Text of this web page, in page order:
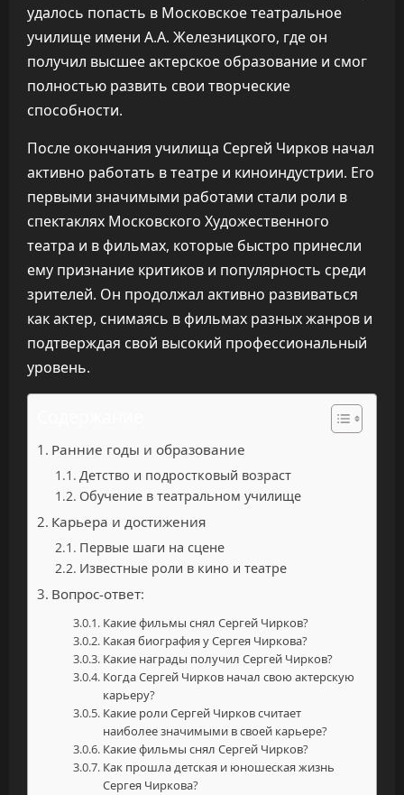
удалось попасть в Московское театральное
училище имени А.А. Железницкого, где он
получил высшее актерское образование и смог
полностью развить свои творческие
способности.
После окончания училища Сергей Чирков начал
активно работать в театре и киноиндустрии. Его
первыми значимыми работами стали роли в
спектаклях Московского Художественного
театра и в фильмах, которые быстро принесли
ему признание критиков и популярность среди
зрителей. Он продолжал активно развиваться
как актер, снимаясь в фильмах разных жанров и
подтверждая свой высокий профессиональный
уровень.
Ранние годы и образование
Детство и подростковый возраст
Обучение в театральном училище
Карьера и достижения
Первые шаги на сцене
Известные роли в кино и театре
Вопрос-ответ:
Какие фильмы снял Сергей Чирков?
Какая биография у Сергея Чиркова?
Какие награды получил Сергей Чирков?
Когда Сергей Чирков начал свою актерскую
карьеру?
Какие роли Сергей Чирков считает
наиболее значимыми в своей карьере?
Какие фильмы снял Сергей Чирков?
Как прошла детская и юношеская жизнь
Сергея Чиркова?